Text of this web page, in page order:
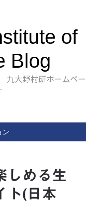
of
Blog
大野村研ホームペー
ン
しめる生
ト(日本